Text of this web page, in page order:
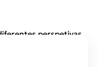
perspetivas
a resolução de um